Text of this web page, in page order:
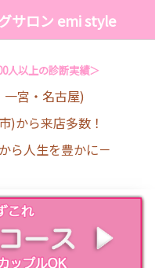
サロン emi style
人以上の診断実績＞
一宮・名古屋)
)から来店多数！
ら人生を豊かに－